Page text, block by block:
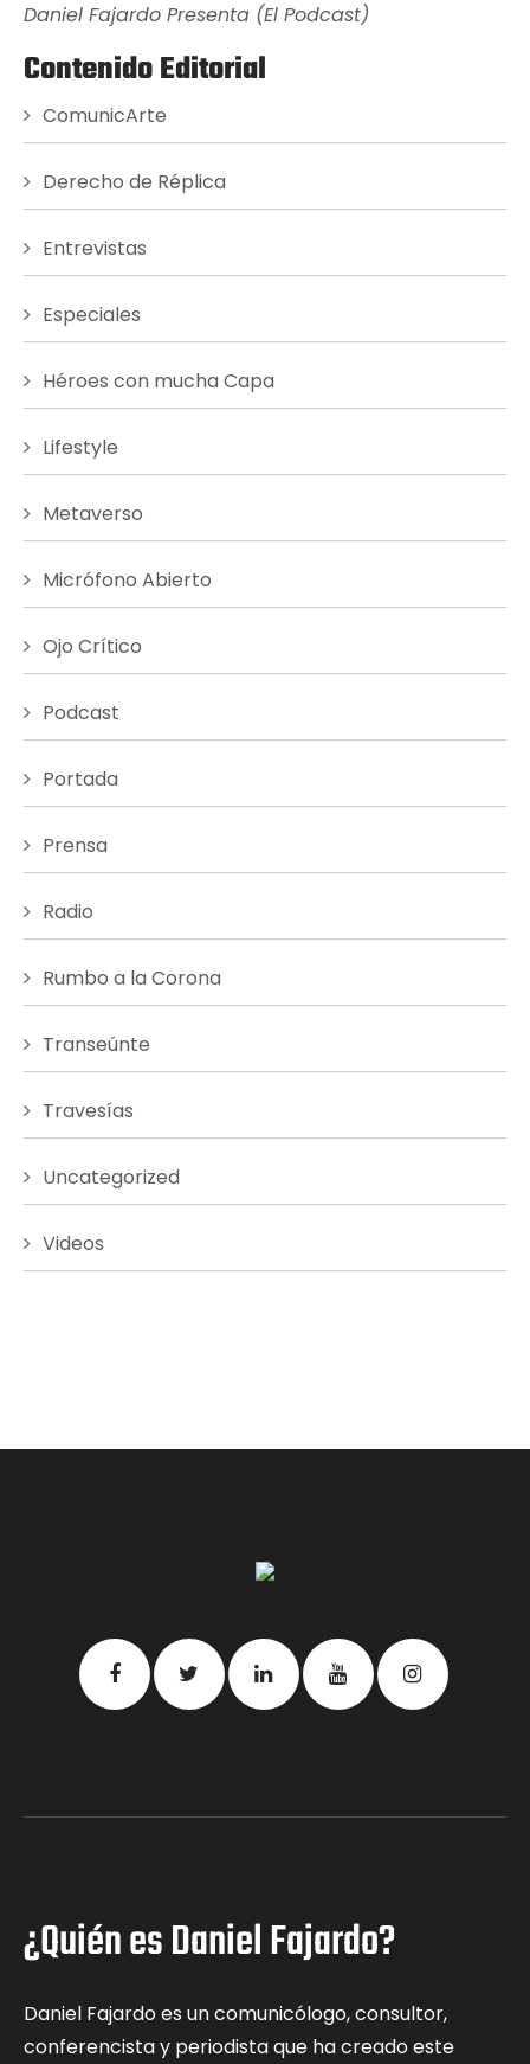
Daniel Fajardo Presenta (El Podcast)
Contenido Editorial
ComunicArte
Derecho de Réplica
Entrevistas
Especiales
Héroes con mucha Capa
Lifestyle
Metaverso
Micrófono Abierto
Ojo Crítico
Podcast
Portada
Prensa
Radio
Rumbo a la Corona
Transeúnte
Travesías
Uncategorized
Videos
¿Quién es Daniel Fajardo?
Daniel Fajardo es un comunicólogo, consultor,
conferencista y periodista que ha creado este